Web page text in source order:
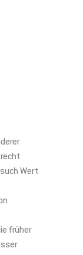
Wert
früher